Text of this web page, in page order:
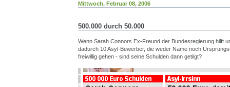
Mittwoch, Februar 08, 2006
500.000 durch 50.000
Wenn Sarah Connors Ex-Freund der Bundesregierung hilft
dadurch 10 Asyl-Bewerber, die weder Name noch
freiwillig gehen - sind seine Schulden dann getilgt?